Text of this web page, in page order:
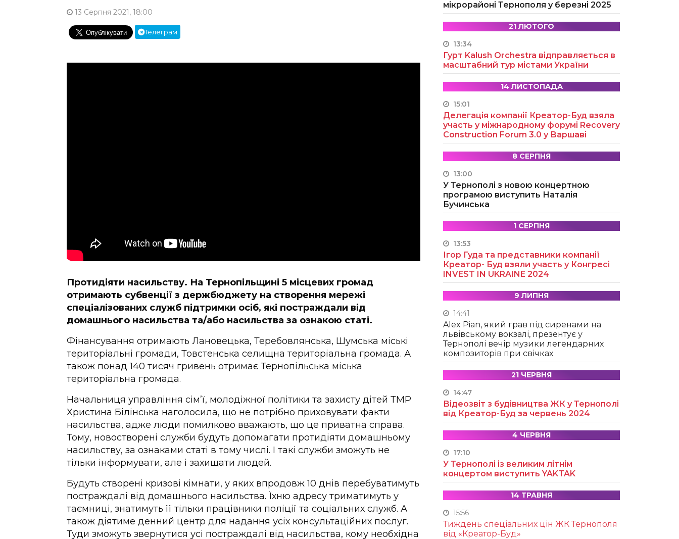
13 Серпня 2021, 18:00
Телеграм
Протидіяти насильству. На Тернопільщині 5 місцевих громад
отримають субвенції з держбюджету на створення мережі
спеціалізованих служб підтримки осіб, які постраждали від
домашнього насильства та/або насильства за ознакою статі.
Фінансування отримають Лановецька, Теребовлянська, Шумська міські
територіальні громади, Товстенська селищна територіальна громада. А
також понад 140 тисяч гривень отримає Тернопільська міська
територіальна громада.
Начальниця управління сім’ї, молодіжної політики та захисту дітей ТМР
Христина Білінська наголосила, що не потрібно приховувати факти
насильства, адже люди помилково вважають, що це приватна справа.
Тому, новостворені служби будуть допомагати протидіяти домашньому
насильству, за ознаками статі в тому числі. І такі служби зможуть не
тільки інформувати, але і захищати людей.
Будуть створені кризові кімнати, у яких впродовж 10 днів перебуватимуть
постраждалі від домашнього насильства. Їхню адресу триматимуть у
таємниці, знатимуть її тільки працівники поліції та соціальних служб. А
також діятиме денний центр для надання усіх консультаційних послуг.
Туди зможуть звернутися усі постраждалі від насильства, кому необхідна
мікрорайоні Тернополя у березні 2025
21 ЛЮТОГО
13:34
Гурт Kalush Orchestra відправляється в
масштабний тур містами України
14 ЛИСТОПАДА
15:01
Делегація компанії Креатор-Буд взяла
участь у міжнародному форумі Recovery
Construction Forum 3.0 у Варшаві
8 СЕРПНЯ
13:00
У Тернополі з новою концертною
програмою виступить Наталія
Бучинська
1 СЕРПНЯ
13:53
Ігор Гуда та представники компанії
Креатор- Буд взяли участь у Конгресі
INVEST IN UKRAINE 2024
9 ЛИПНЯ
14:41
Alex Pian, який грав під сиренами на
львівському вокзалі, презентує у
Тернополі вечір музики легендарних
композиторів при свічках
21 ЧЕРВНЯ
14:47
Відеозвіт з будівництва ЖК у Тернополі
від Креатор-Буд за червень 2024
4 ЧЕРВНЯ
17:10
У Тернополі із великим літнім
концертом виступить YAKTAK
14 ТРАВНЯ
15:56
Тиждень спеціальних цін ЖК Тернополя
від «Креатор-Буд»